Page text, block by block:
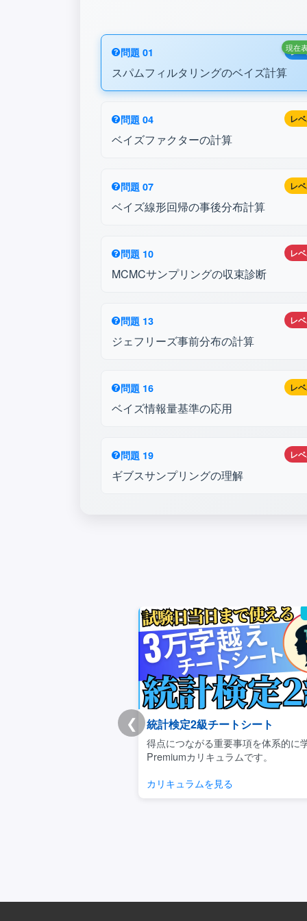
レ
問題 01
スパムフィルタリングのベイズ計算
現在
レ
問題 04
ベイズファクターの計算
レ
問題 07
ベイズ線形回帰の事後分布計算
レ
問題 10
MCMCサンプリングの収束診断
レ
問題 13
ジェフリーズ事前分布の計算
レ
問題 16
ベイズ情報量基準の応用
レ
問題 19
ギブスサンプリングの理解
❮ 統計検定2級チートシート
得点につながる重要事項を体系的に
Premiumカリキュラムです。
カリキュラムを見る